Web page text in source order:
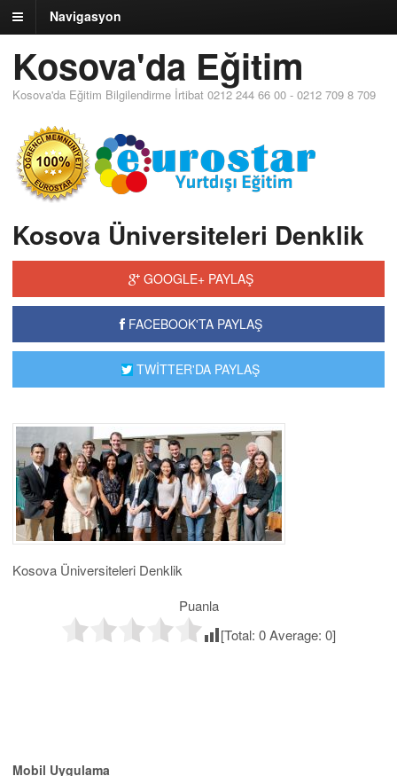
Navigasyon
Kosova'da Eğitim
Kosova'da Eğitim Bilgilendirme İrtibat 0212 244 66 00 - 0212 709 8 709
Kosova Üniversiteleri Denklik
GOOGLE+ PAYLAŞ
FACEBOOK'TA PAYLAŞ
TWİTTER'DA PAYLAŞ
Kosova Üniversiteleri Denklik
Puanla
[Total: 0Average: 0]
Mobil Uygulama